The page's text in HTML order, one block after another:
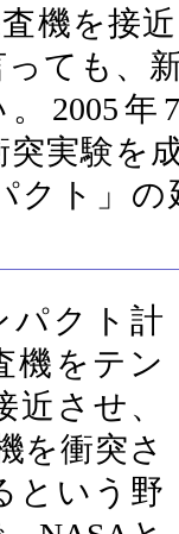
査機を接
ても、
2005
突実験
クト」
パクト計
機をテン
させ、
を衝突さ
という野